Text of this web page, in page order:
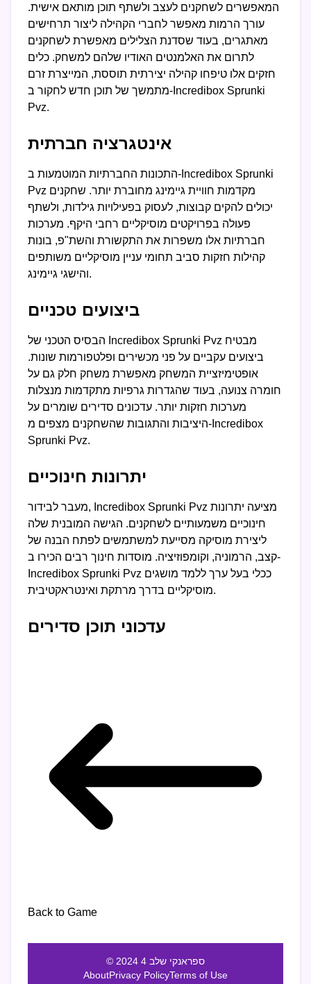
המאפשרים לשחקנים לעצב ולשתף תוכן מותאם אישית.
עורך הרמות מאפשר לחברי הקהילה ליצור תרחישים
מאתגרים, בעוד שסדנת הצלילים מאפשרת לשחקנים
לתרום את האלמנטים האודיו שלהם למשחק. כלים
חזקים אלו טיפחו קהילה יצירתית תוססת, המייצרת זרם
מתמשך של תוכן חדש לחקור ב-Incredibox Sprunki
Pvz.
אינטגרציה חברתית
התכונות החברתיות המוטמעות ב-Incredibox Sprunki
Pvz מקדמות חוויית גיימינג מחוברת יותר. שחקנים
יכולים להקים קבוצות, לעסוק בפעילויות גילדות, ולשתף
פעולה בפרויקטים מוסיקליים רחבי היקף. מערכות
חברתיות אלו משפרות את התקשורת והשת"פ, בונות
קהילות חזקות סביב תחומי עניין מוסיקליים משותפים
והישגי גיימינג.
ביצועים טכניים
הבסיס הטכני של Incredibox Sprunki Pvz מבטיח
ביצועים עקביים על פני מכשירים ופלטפורמות שונות.
אופטימיזציית המשחק מאפשרת משחק חלק גם על
חומרה צנועה, בעוד שהגדרות גרפיות מתקדמות מנצלות
מערכות חזקות יותר. עדכונים סדירים שומרים על
היציבות והתגובות שהשחקנים מצפים מ-Incredibox
Sprunki Pvz.
יתרונות חינוכיים
מעבר לבידור, Incredibox Sprunki Pvz מציעה יתרונות
חינוכיים משמעותיים לשחקנים. הגישה המובנית שלה
ליצירת מוסיקה מסייעת למשתמשים לפתח הבנה של
קצב, הרמוניה, וקומפוזיציה. מוסדות חינוך רבים הכירו ב-
Incredibox Sprunki Pvz ככלי בעל ערך ללמד מושגים
מוסיקליים בדרך מרתקת ואינטראקטיבית.
עדכוני תוכן סדירים
Back to Game
© 2024 ספראנקי שלב 4
AboutPrivacy PolicyTerms of Use